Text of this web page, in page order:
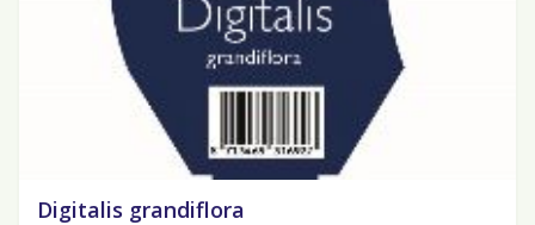
Digitalis grandiflora